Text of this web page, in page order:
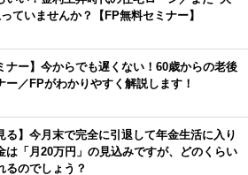
ていませんか？【FP無料セミナー】
ナー】今からでも遅くない！60歳からの老後
ー／FPがわかりやすく解説します！
る】今月末で完全に引退して年金生活に入り
は「月20万円」の見込みですが、どのくらい
るのでしょう？